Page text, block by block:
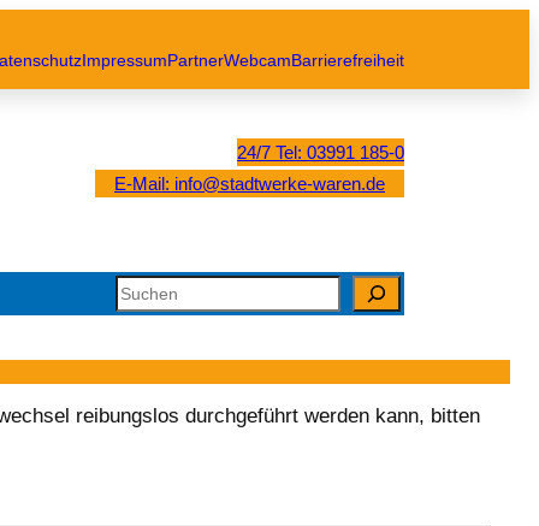
ImpressumPartnerWebcamBarrierefreiheit
24/7 Tel: 03991 185-0
E-Mail: info@stadtwerke-waren.de
Search
reibungslos durchgeführt werden kann, bitten